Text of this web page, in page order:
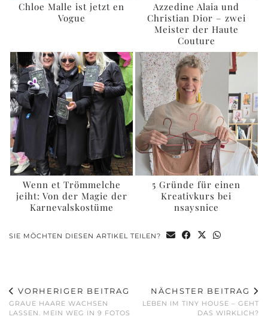
Chloe Malle ist jetzt en
Vogue
Azzedine Alaia und
Christian Dior – zwei
Meister der Haute
Couture
Wenn et Trömmelche
jeiht: Von der Magie der
Karnevalskostüme
5 Gründe für einen
Kreativkurs bei
nsaysnice
SIE MÖCHTEN DIESEN ARTIKEL TEILEN?
VORHERIGER BEITRAG
GRAUE HAARE WACHSEN
LASSEN. MEIN WEG IN 9 FOTOS
NÄCHSTER BEITRAG
LEBEN IM TINY HOUSE – GEHT
DAS WIRKLICH?